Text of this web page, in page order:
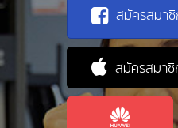
สมัครสมา
สมัครสมา